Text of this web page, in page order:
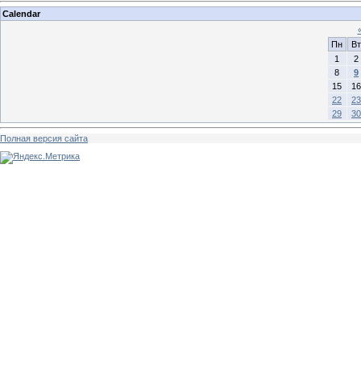
Calendar
Пн
Вт
1
2
8
9
15
16
22
23
29
30
Полная версия сайта